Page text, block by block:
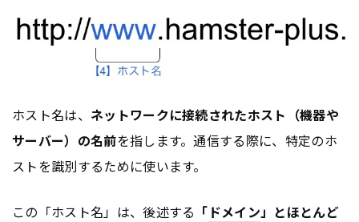
ホスト名は、 ネットワークに接続されたホスト（機器や
サーバー）の名前を指します。通信する際に、特定のホ
ストを識別するために使います。
この「ホスト名」は、後述する 「 ドメイン 」とほとんど